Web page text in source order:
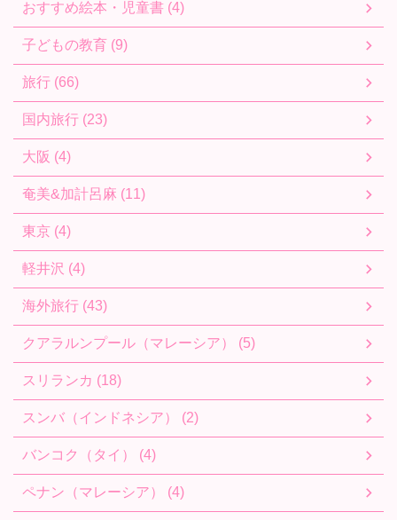
おすすめ絵本・児童書 (4)
子どもの教育 (9)
旅行 (66)
国内旅行 (23)
大阪 (4)
奄美&加計呂麻 (11)
東京 (4)
軽井沢 (4)
海外旅行 (43)
クアラルンプール（マレーシア） (5)
スリランカ (18)
スンバ（インドネシア） (2)
バンコク（タイ） (4)
ペナン（マレーシア） (4)